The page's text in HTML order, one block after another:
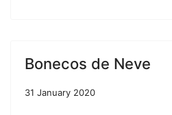
Bonecos de Neve
31 January 2020